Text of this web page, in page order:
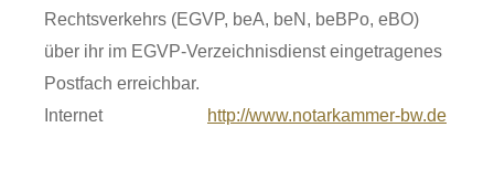
Rechtsverkehrs (EGVP, beA, beN, beBPo, eBO)
über ihr im EGVP-Verzeichnisdienst eingetragenes
Postfach erreichbar.
Internet
http://www.notarkammer-bw.de